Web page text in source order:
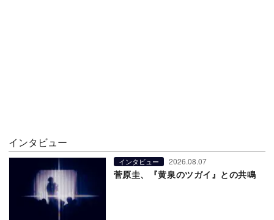
インタビュー
インタビュー 2026.08.07
菅原圭、『黄泉のツガイ』との共鳴